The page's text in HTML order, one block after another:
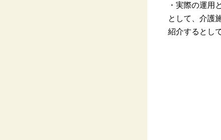
・実際の運用
として、介護
紹介するとし